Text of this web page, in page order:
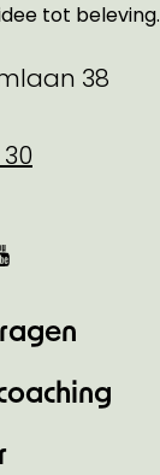
tot beleving.
38